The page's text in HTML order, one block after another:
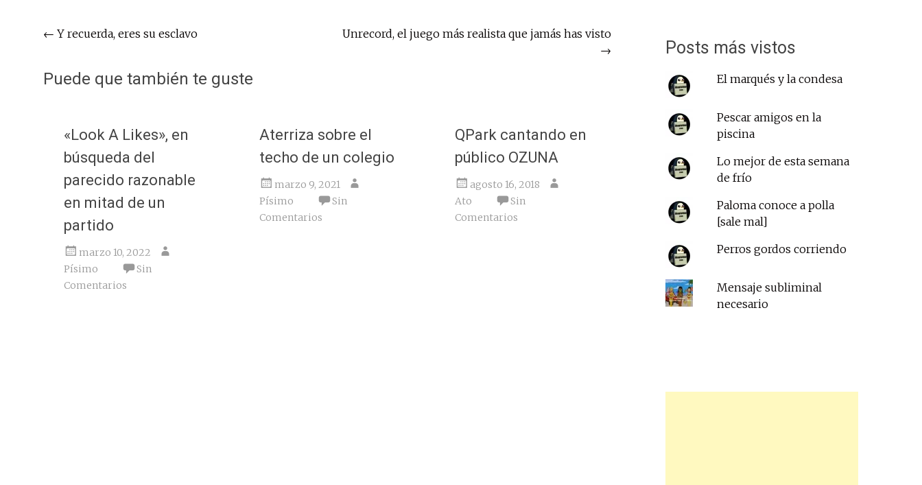
Navegación
entradas
← Y recuerda, eres su esclavo
Unrecord, el juego más realista que jamás has visto
→
Puede que también te guste
«Look A Likes», en
búsqueda del
parecido razonable
en mitad de un
partido
marzo 10, 2022
Písimo
Sin
Comentarios
Aterriza sobre el
techo de un colegio
marzo 9, 2021
Písimo
Sin
Comentarios
QPark cantando en
público OZUNA
agosto 16, 2018
Ato
Sin
Comentarios
Posts más vistos
El marqués y la condesa
Pescar amigos en la
piscina
Lo mejor de esta semana
de frío
Paloma conoce a polla
[sale mal]
Perros gordos corriendo
Mensaje subliminal
necesario